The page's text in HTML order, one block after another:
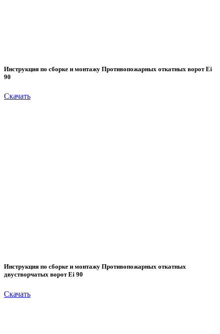
Инструкция по сборке и монтажу Противопожарных откатных ворот Ei
90
Скачать
Инструкция по сборке и монтажу Противопожарных откатных
двустворчатых ворот Ei 90
Скачать